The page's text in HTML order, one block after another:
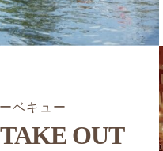
ベキュー
OUT